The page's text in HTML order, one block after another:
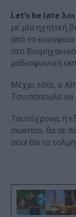
Let’s be late
με μία ηχητική
από τα κορυφαία
στο
ραδιοφωνική
Μέχρι τότε, ο
Τσιτσόπουλο να
Ταυτόχρονα, η
muertos, θα σε
σου! Θα το